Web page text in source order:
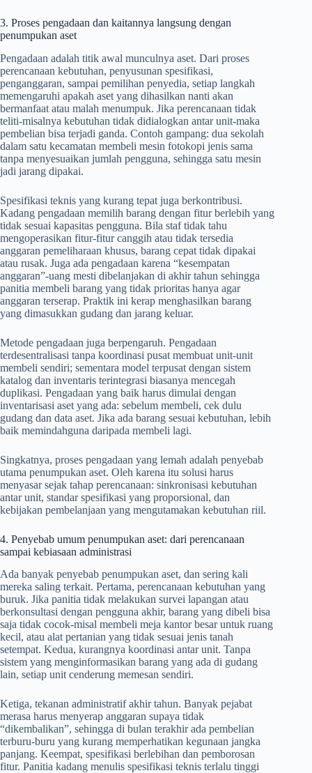
3. Proses pengadaan dan kaitannya langsung dengan
penumpukan aset
Pengadaan adalah titik awal munculnya aset. Dari proses
perencanaan kebutuhan, penyusunan spesifikasi,
penganggaran, sampai pemilihan penyedia, setiap langkah
memengaruhi apakah aset yang dihasilkan nanti akan
bermanfaat atau malah menumpuk. Jika perencanaan tidak
teliti-misalnya kebutuhan tidak didialogkan antar unit-maka
pembelian bisa terjadi ganda. Contoh gampang: dua sekolah
dalam satu kecamatan membeli mesin fotokopi jenis sama
tanpa menyesuaikan jumlah pengguna, sehingga satu mesin
jadi jarang dipakai.
Spesifikasi teknis yang kurang tepat juga berkontribusi.
Kadang pengadaan memilih barang dengan fitur berlebih yang
tidak sesuai kapasitas pengguna. Bila staf tidak tahu
mengoperasikan fitur-fitur canggih atau tidak tersedia
anggaran pemeliharaan khusus, barang cepat tidak dipakai
atau rusak. Juga ada pengadaan karena “kesempatan
anggaran”-uang mesti dibelanjakan di akhir tahun sehingga
panitia membeli barang yang tidak prioritas hanya agar
anggaran terserap. Praktik ini kerap menghasilkan barang
yang dimasukkan gudang dan jarang keluar.
Metode pengadaan juga berpengaruh. Pengadaan
terdesentralisasi tanpa koordinasi pusat membuat unit-unit
membeli sendiri; sementara model terpusat dengan sistem
katalog dan inventaris terintegrasi biasanya mencegah
duplikasi. Pengadaan yang baik harus dimulai dengan
inventarisasi aset yang ada: sebelum membeli, cek dulu
gudang dan data aset. Jika ada barang sesuai kebutuhan, lebih
baik memindahguna daripada membeli lagi.
Singkatnya, proses pengadaan yang lemah adalah penyebab
utama penumpukan aset. Oleh karena itu solusi harus
menyasar sejak tahap perencanaan: sinkronisasi kebutuhan
antar unit, standar spesifikasi yang proporsional, dan
kebijakan pembelanjaan yang mengutamakan kebutuhan riil.
4. Penyebab umum penumpukan aset: dari perencanaan
sampai kebiasaan administrasi
Ada banyak penyebab penumpukan aset, dan sering kali
mereka saling terkait. Pertama, perencanaan kebutuhan yang
buruk. Jika panitia tidak melakukan survei lapangan atau
berkonsultasi dengan pengguna akhir, barang yang dibeli bisa
saja tidak cocok-misal membeli meja kantor besar untuk ruang
kecil, atau alat pertanian yang tidak sesuai jenis tanah
setempat. Kedua, kurangnya koordinasi antar unit. Tanpa
sistem yang menginformasikan barang yang ada di gudang
lain, setiap unit cenderung memesan sendiri.
Ketiga, tekanan administratif akhir tahun. Banyak pejabat
merasa harus menyerap anggaran supaya tidak
“dikembalikan”, sehingga di bulan terakhir ada pembelian
terburu-buru yang kurang memperhatikan kegunaan jangka
panjang. Keempat, spesifikasi berlebihan dan pemborosan
fitur. Panitia kadang menulis spesifikasi teknis terlalu tinggi